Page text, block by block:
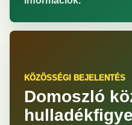
KÖZÖSSÉGI BEJELENTÉS
Domoszló